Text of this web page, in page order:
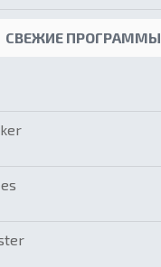
СВЕЖИЕ ПРОГРАММЫ